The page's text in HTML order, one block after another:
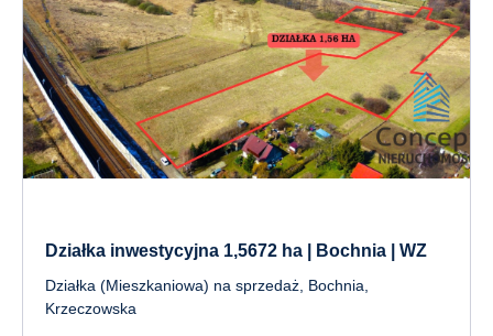
Działka inwestycyjna 1,5672 ha | Bochnia | WZ
Działka (Mieszkaniowa) na sprzedaż, Bochnia,
Krzeczowska